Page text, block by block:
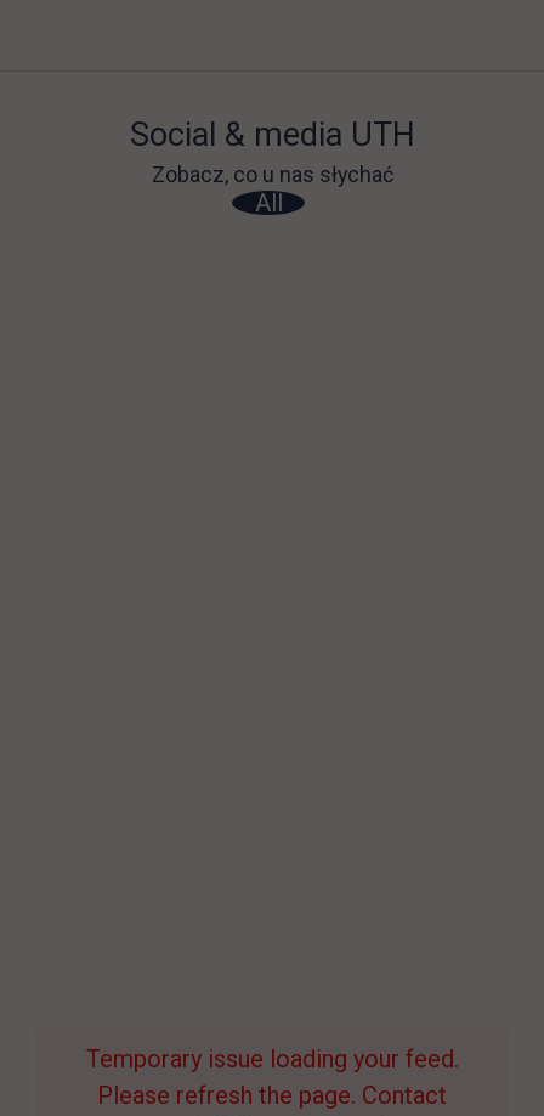
Social & media UTH
Zobacz, co u nas słychać
Filter network
All
Temporary issue loading your feed.
Please refresh the page. Contact